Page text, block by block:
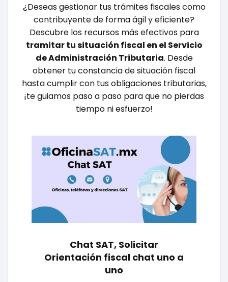
¿Deseas gestionar tus trámites fiscales como
contribuyente de forma ágil y eficiente?
Descubre los recursos más efectivos para
tramitar tu situación fiscal en el Servicio
de Administración Tributaria. Desde
obtener tu constancia de situación fiscal
hasta cumplir con tus obligaciones tributarias,
¡te guiamos paso a paso para que no pierdas
tiempo ni esfuerzo!
Chat SAT, Solicitar
Orientación fiscal chat uno a
uno